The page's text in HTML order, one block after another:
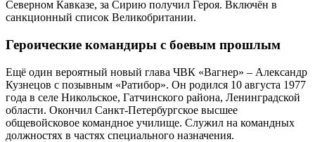
Северном Кавказе, за Сирию получил Героя. Включён в
санкционный список Великобритании.
Героические командиры с боевым прошлым
Ещё один вероятный новый глава ЧВК «Вагнер» – Александр
Кузнецов с позывным «Ратибор». Он родился 10 августа 1977
года в селе Никольское, Гатчинского района, Ленинградской
области. Окончил Санкт-Петербургское высшее
общевойсковое командное училище. Служил на командных
должностях в частях специального назначения.